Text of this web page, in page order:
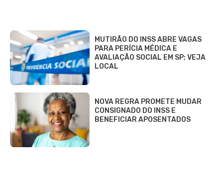
MUTIRÃO DO INSS ABRE VAGAS
PARA PERÍCIA MÉDICA E
AVALIAÇÃO SOCIAL EM SP; VEJA
LOCAL
NOVA REGRA PROMETE MUDAR
CONSIGNADO DO INSS E
BENEFICIAR APOSENTADOS